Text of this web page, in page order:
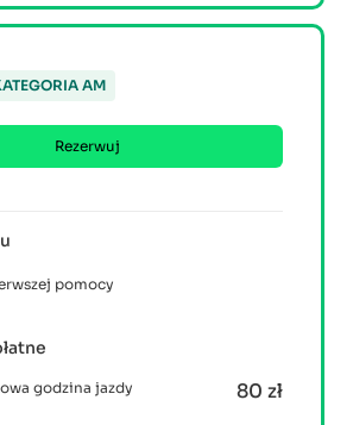
AM
Rezerwuj
pomocy
godzina jazdy 80 zł